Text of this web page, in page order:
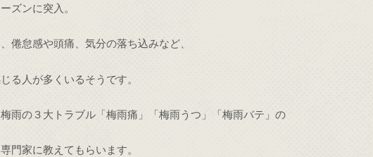
ズンに突入。
倦怠感や頭痛、気分の落ち込みなど、
る人が多くいるそうです。
雨の３大トラブル「梅雨痛」「梅雨うつ」「梅雨バテ」の
門家に教えてもらいます。